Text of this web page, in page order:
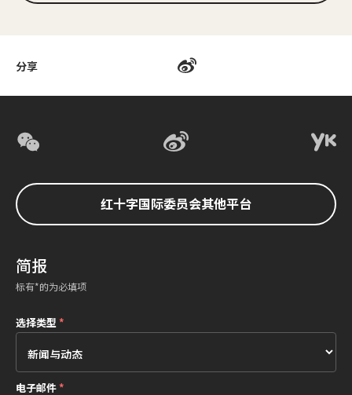
分享
红十字国际委员会其他平台
简报
标有*的为必填项
选择类型*
电子邮件*